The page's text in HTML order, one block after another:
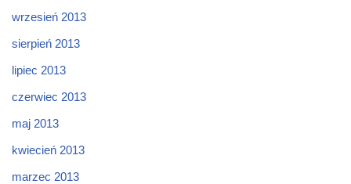
wrzesień 2013
sierpień 2013
lipiec 2013
czerwiec 2013
maj 2013
kwiecień 2013
marzec 2013